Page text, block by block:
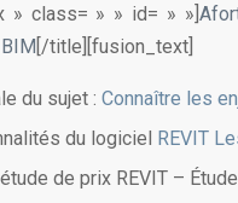
» class= » » id= » »]
[/title][fusion_text]
du sujet :Connaître les
du logiciel
REVIT
de prix REVIT –